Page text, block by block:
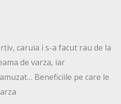
caruia i s-a facut rau de la
de varza, iar
Beneficiile pe care le